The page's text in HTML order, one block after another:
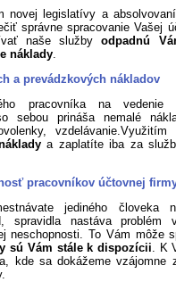
novej legislatívy a
správne spracovanie Vašej
naše službyodpadnú
náklady.
a prevádzkových nákladov
pracovníka na vedenie
sebou prináša nemalé
a zaplatíte iba za
pracovníkov účtovnej
jediného človeka
spravidla nastáva problém
neschopnosti. To Vám môže
sú Vám stále k dispozícii. K
kde sa dokážeme vzájomne